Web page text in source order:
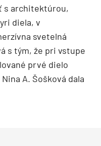
s architektúrou,
diela, v
svetelná
s tým, že pri vstupe
prvé dielo
A. Šošková dala